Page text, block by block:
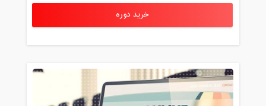
خرید دوره